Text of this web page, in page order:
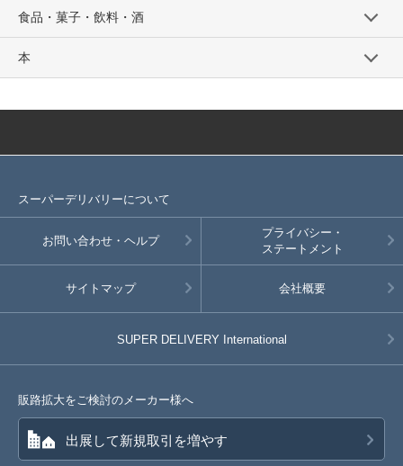
SOLD OUT
SD品番：12535884S29
8-5D/ベージュ 160cm
参考上代 オープンプライス
SOLD OUT
8-6D/グリーン 110cm
参考上代
SOLD OUT
食品・菓子・飲料・酒
本
スーパーデリバリーについて
お問い合わせ・ヘルプ
プライバシー・
ステートメント
サイトマップ 会社概要
SUPER DELIVERY International
販路拡大をご検討のメーカー様へ
出展して新規取引を増やす